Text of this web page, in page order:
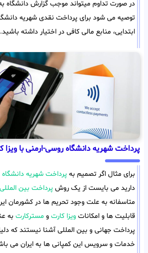
در صورت تداوم میتواند موجب گزارش دانشگاه به
توصیه می شود برای پرداخت نقدی شهریه
ابتدایی، منابع مالی کافی در اختیار داشته باشید.
پرداخت شهریه دانشگاه روسی-ارمنی با ویزا
برای مثال اگر تصمیم به پرداخت شهریه دانشگاه
دارید می بایست از یک روش پرداخت بین المللی
متاسفانه به علت وجود تحریم ها در کشورمان
قابلیت ها و امکانات ویزا کارت و مسترکارت به
پرداخت جهانی و بین المللی آشنا نیستند که
خدمات و سرویس این کمپانی ها به ایران می